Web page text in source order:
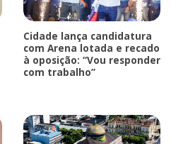
Cidade lança candidatura
com Arena lotada e recado
à oposição: “Vou responder
com trabalho”